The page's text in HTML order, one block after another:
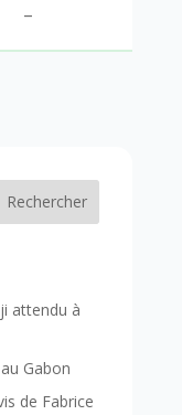
–
Rechercher
attendu à
Gabon
de Fabrice